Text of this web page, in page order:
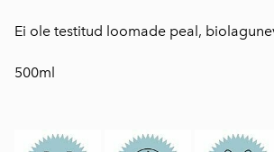
Ei ole testitud loomade peal,
500ml